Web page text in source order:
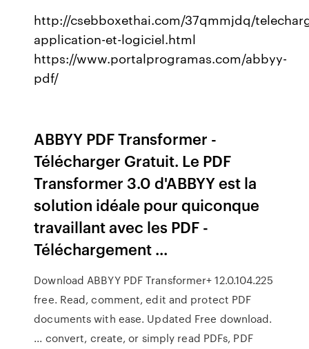
http://csebboxethai.com/37qmmjdq/
application-et-logiciel.html
https://www.portalprogramas.com/abbyy-
pdf/
ABBYY PDF Transformer -
Télécharger Gratuit. Le PDF
Transformer 3.0 d'ABBYY est la
solution idéale pour quiconque
travaillant avec les PDF -
Téléchargement ...
Download ABBYY PDF Transformer+ 12.0.104.225
free. Read, comment, edit and protect PDF
documents with ease. Updated Free download.
... convert, create, or simply read PDFs, PDF